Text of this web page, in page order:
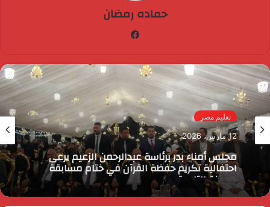
حماده رمضان
تعليم مصر
12 مارس، 2026
مجلس أمناء بدر برئاسة عبدالرحمن الزعيم يرعى
احتفالية تكريم حفظة القرآن في ختام مسابقة
«مدينة التلاوة